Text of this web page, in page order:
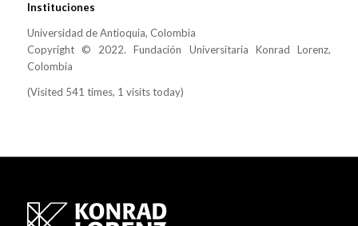
Instituciones
Universidad de Antioquia, Colombia
Copyright © 2022. Fundación Universitaria Konrad Lorenz,
Colombia
(Visited 541 times, 1 visits today)